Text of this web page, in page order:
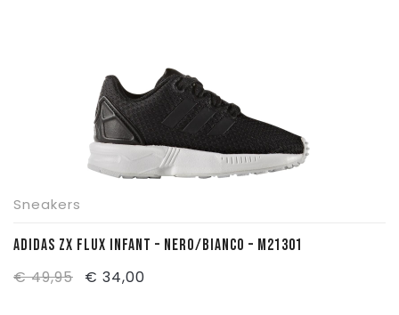
Sneakers
ADIDAS ZX FLUX INFANT – NERO/BIANCO – M21301
€49,95
Il
€ 34,00